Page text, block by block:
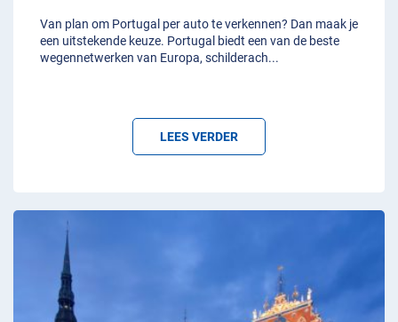
Van plan om Portugal per auto te verkennen? Dan maak je
een uitstekende keuze. Portugal biedt een van de beste
wegennetwerken van Europa, schilderach...
LEES VERDER